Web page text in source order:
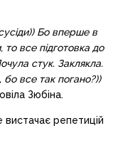
Бо вперше в
то все підготовка до
стук. Заклякла.
все так погано?))
Зюбіна.
вистачає репетицій